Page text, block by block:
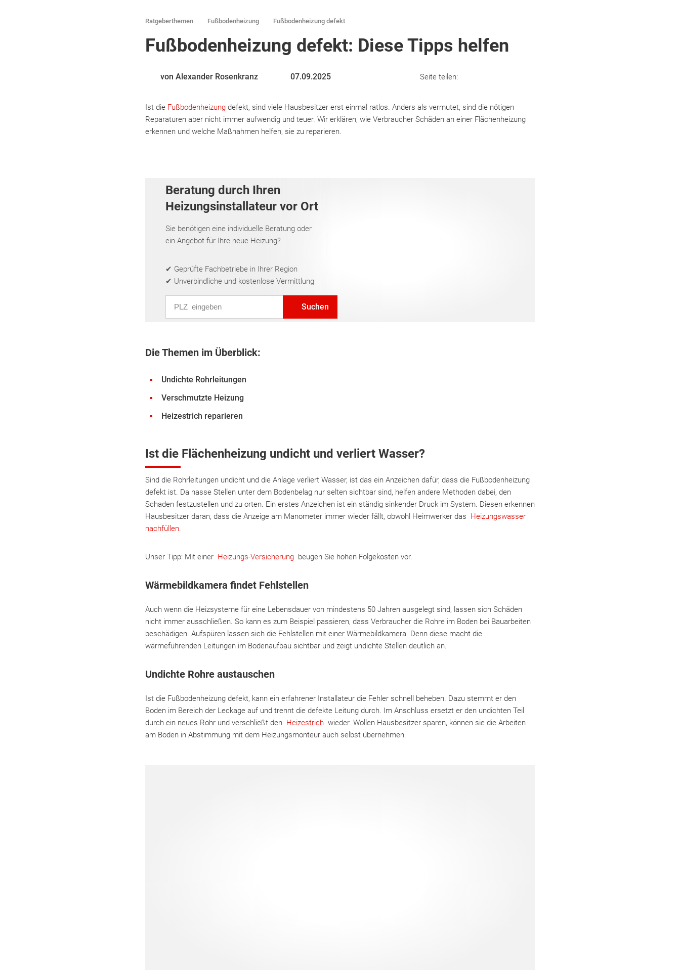
Ratgeberthemen Fußbodenheizung Fußbodenheizung defekt
Fußbodenheizung defekt: Diese Tipps helfen
von Alexander Rosenkranz 07.09.2025 Seite teilen:
Ist die Fußbodenheizung defekt, sind viele Hausbesitzer erst einmal ratlos. Anders als vermutet, sind die nötigen
Reparaturen aber nicht immer aufwendig und teuer. Wir erklären, wie Verbraucher Schäden an einer Flächenheizung
erkennen und welche Maßnahmen helfen, sie zu reparieren.
Beratung durch Ihren
Heizungsinstallateur vor Ort
Sie benötigen eine individuelle Beratung oder
ein Angebot für Ihre neue Heizung?
✔ Geprüfte Fachbetriebe in Ihrer Region
✔ Unverbindliche und kostenlose Vermittlung
Suchen
Die Themen im Überblick:
Undichte Rohrleitungen
Verschmutzte Heizung
Heizestrich reparieren
Ist die Flächenheizung undicht und verliert Wasser?
Sind die Rohrleitungen undicht und die Anlage verliert Wasser, ist das ein Anzeichen dafür, dass die Fußbodenheizung
defekt ist. Da nasse Stellen unter dem Bodenbelag nur selten sichtbar sind, helfen andere Methoden dabei, den
Schaden festzustellen und zu orten. Ein erstes Anzeichen ist ein ständig sinkender Druck im System. Diesen erkennen
Hausbesitzer daran, dass die Anzeige am Manometer immer wieder fällt, obwohl Heimwerker das Heizungswasser
nachfüllen.
Unser Tipp: Mit einer Heizungs-Versicherung beugen Sie hohen Folgekosten vor.
Wärmebildkamera findet Fehlstellen
Auch wenn die Heizsysteme für eine Lebensdauer von mindestens 50 Jahren ausgelegt sind, lassen sich Schäden
nicht immer ausschließen. So kann es zum Beispiel passieren, dass Verbraucher die Rohre im Boden bei Bauarbeiten
beschädigen. Aufspüren lassen sich die Fehlstellen mit einer Wärmebildkamera. Denn diese macht die
wärmeführenden Leitungen im Bodenaufbau sichtbar und zeigt undichte Stellen deutlich an.
Undichte Rohre austauschen
Ist die Fußbodenheizung defekt, kann ein erfahrener Installateur die Fehler schnell beheben. Dazu stemmt er den
Boden im Bereich der Leckage auf und trennt die defekte Leitung durch. Im Anschluss ersetzt er den undichten Teil
durch ein neues Rohr und verschließt den Heizestrich wieder. Wollen Hausbesitzer sparen, können sie die Arbeiten
am Boden in Abstimmung mit dem Heizungsmonteur auch selbst übernehmen.